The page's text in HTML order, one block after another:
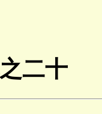
二十